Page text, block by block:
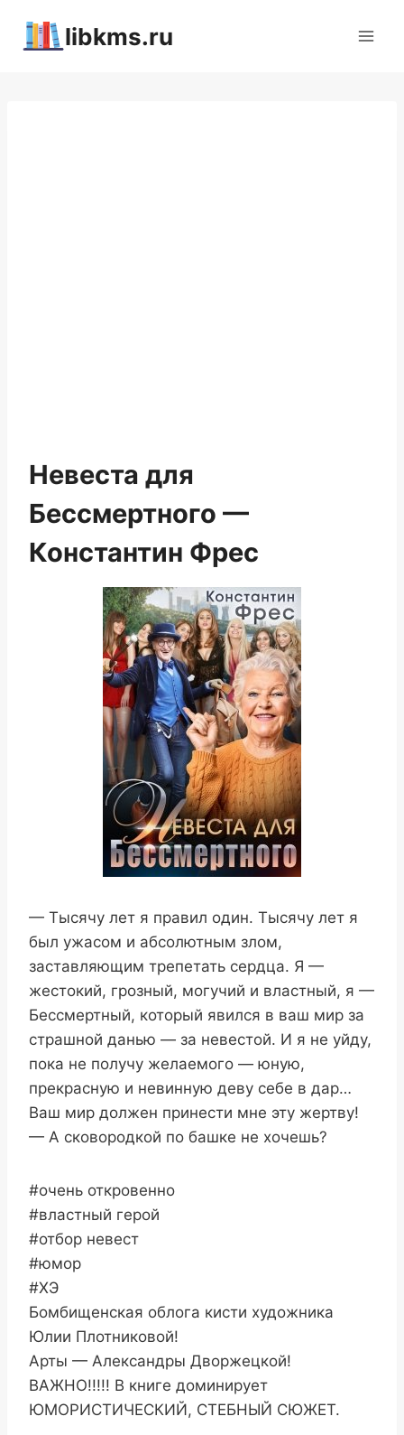
libkms.ru
Невеста для
Бессмертного —
Константин Фрес
— Тысячу лет я правил один. Тысячу лет я
был ужасом и абсолютным злом,
заставляющим трепетать сердца. Я —
жестокий, грозный, могучий и властный, я —
Бессмертный, который явился в ваш мир за
страшной данью — за невестой. И я не уйду,
пока не получу желаемого — юную,
прекрасную и невинную деву себе в дар…
Ваш мир должен принести мне эту жертву!
— А сковородкой по башке не хочешь?
#очень откровенно
#властный герой
#отбор невест
#юмор
#ХЭ
Бомбищенская облога кисти художника
Юлии Плотниковой!
Арты — Александры Дворжецкой!
ВАЖНО!!!!! В книге доминирует
ЮМОРИСТИЧЕСКИЙ, СТЕБНЫЙ СЮЖЕТ.